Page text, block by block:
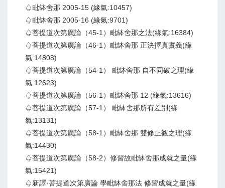
♤毗缽舍那 2005-15 (緣氣:10457)
♤毗缽舍那 2005-16 (緣氣:9701)
♤菩提道次第廣論（45-1）毗缽舍那之法(緣氣:16384)
♤菩提道次第廣論（46-1）毗缽舍那 正決擇真實義(緣
氣:14808)
♤菩提道次第廣論（54-1） 毗缽舍那 自不同破之理(緣
氣:12623)
♤菩提道次第廣論（56-1）毗缽舍那 12 (緣氣:13616)
♤菩提道次第廣論（57-1） 毗缽舍那所有差別(緣
氣:13131)
♤菩提道次第廣論（58-1）毗缽舍那 雙修止觀之理(緣
氣:14430)
♤菩提道次第廣論（58-2）修習故毗缽舍那成就之量(緣
氣:15421)
♤新譯·菩提道次第廣論 學毗缽舍那法 修習成就之量(緣